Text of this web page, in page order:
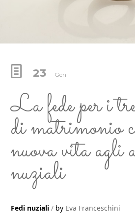
23 Gen
La fede per i
di matrimonio
nuova vita agli
nuziali
Fedi nuziali by Eva Franceschini